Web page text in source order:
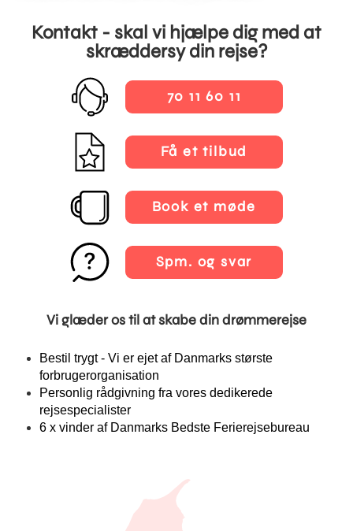
Kontakt - skal vi hjælpe dig med at
skræddersy din rejse?
70 11 60 11
Få et tilbud
Book et møde
Spm. og svar
Vi glæder os til at skabe din drømmerejse
Bestil trygt - Vi er ejet af Danmarks største
forbrugerorganisation
Personlig rådgivning fra vores dedikerede
rejsespecialister
6 x vinder af Danmarks Bedste Ferierejsebureau